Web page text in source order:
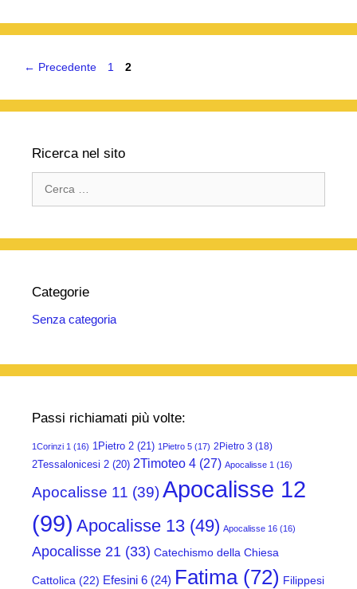
o
o
p
m di
← Precedente Pagina
1 Pagina
2
Ricerca nel sito
per:
Categorie
Senza categoria
Passi richiamati più volte:
1Corinzi 1 (16) 1Pietro 2 (21) 1Pietro 5 (17) 2Pietro 3 (18)
2Tessalonicesi 2 (20) 2Timoteo 4 (27) Apocalisse 1 (16)
Apocalisse 11 (39)Apocalisse 12
(99) Apocalisse 13 (49) Apocalisse 16 (16)
Apocalisse 21 (33) Catechismo della Chiesa
Cattolica (22) Efesini 6 (24) Fatima(72) Filippesi